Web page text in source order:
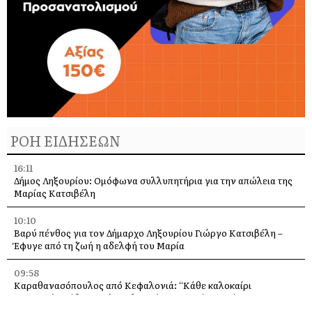
ΡΟΗ ΕΙΔΗΣΕΩΝ
16:11
Δήμος Ληξουρίου: Ομόφωνα συλλυπητήρια για την απώλεια της
Μαρίας Κατσιβέλη
10:10
Βαρύ πένθος για τον Δήμαρχο Ληξουρίου Γιώργο Κατσιβέλη –
Έφυγε από τη ζωή η αδελφή του Μαρία
09:58
Καραθανασόπουλος από Κεφαλονιά: “Κάθε καλοκαίρι
πυρκαγιές, κάθε χειμώνα πλημμύρες” –Τι είπε μετά την